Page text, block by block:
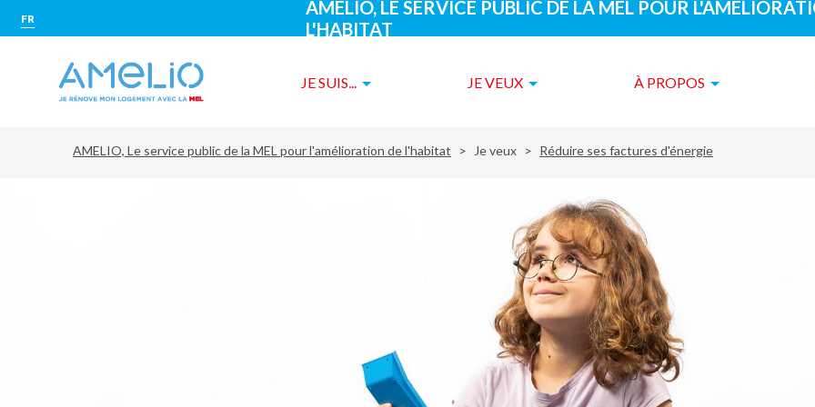
FR
AMELIO, LE SERVICE PUBLIC DE LA MEL POUR
L'HABITAT
JE SUIS... JE VEUX À PROPOS
AMELIO, Le service public de la MEL pour l'amélioration de l'habitat Je veux Réduire ses factures d'énergie